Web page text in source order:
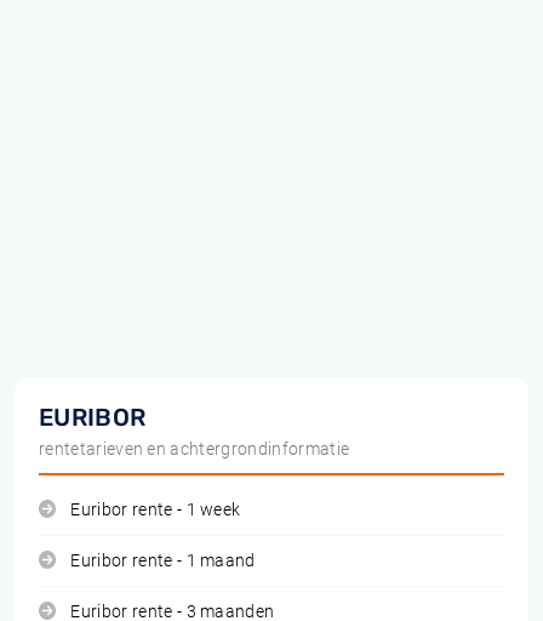
EURIBOR
rentetarieven en achtergrondinformatie
Euribor rente - 1 week
Euribor rente - 1 maand
Euribor rente - 3 maanden